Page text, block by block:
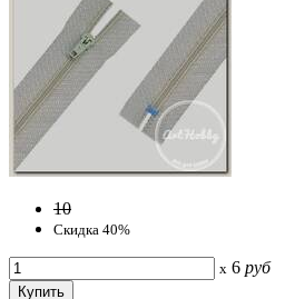
10
Скидка 40%
x 6 руб